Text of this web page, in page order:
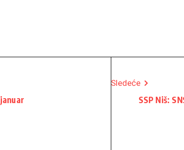
Sledeće
SSP Niš: